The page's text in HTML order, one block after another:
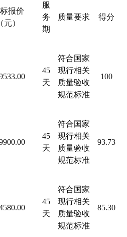
报价
（元）
服
务
期
质量要求 得分
.00
45
天
符合国家
现行相关
质量验收
规范标准
100
.00
45
天
符合国家
现行相关
质量验收
规范标准
93.73
.00
45
天
符合国家
现行相关
质量验收
规范标准
85.30